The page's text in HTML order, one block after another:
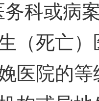
务科或病
（死亡
医院的等